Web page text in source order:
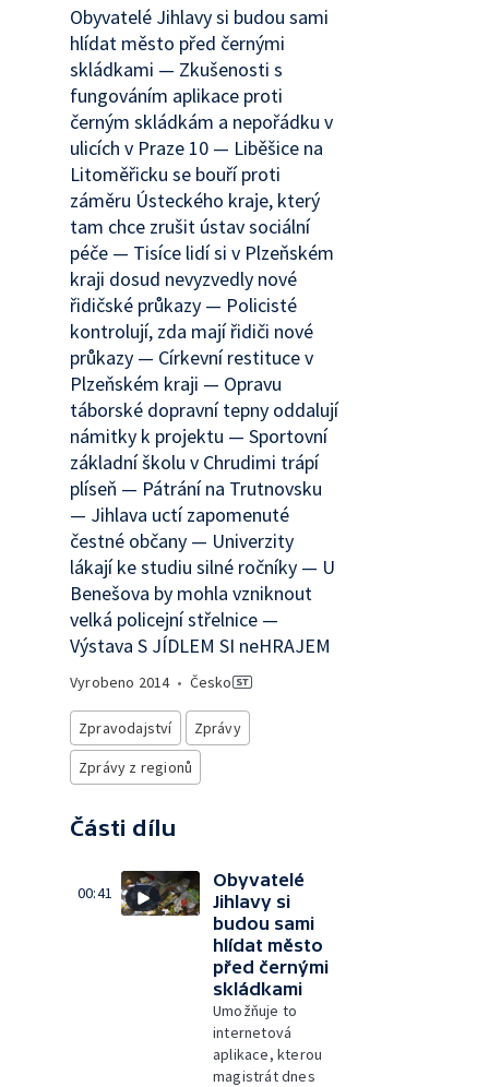
Obyvatelé Jihlavy si budou sami
hlídat město před černými
skládkami — Zkušenosti s
fungováním aplikace proti
černým skládkám a nepořádku v
ulicích v Praze 10 — Liběšice na
Litoměřicku se bouří proti
záměru Ústeckého kraje, který
tam chce zrušit ústav sociální
péče — Tisíce lidí si v Plzeňském
kraji dosud nevyzvedly nové
řidičské průkazy — Policisté
kontrolují, zda mají řidiči nové
průkazy — Církevní restituce v
Plzeňském kraji — Opravu
táborské dopravní tepny oddalují
námitky k projektu — Sportovní
základní školu v Chrudimi trápí
plíseň — Pátrání na Trutnovsku
— Jihlava uctí zapomenuté
čestné občany — Univerzity
lákají ke studiu silné ročníky — U
Benešova by mohla vzniknout
velká policejní střelnice —
Výstava S JÍDLEM SI neHRAJEM
Vyrobeno 2014• Česko
Zpravodajství
Zprávy
Zprávy z regionů
Části dílu
00:41
Obyvatelé
Jihlavy si
budou sami
hlídat město
před černými
skládkami
Umožňuje to
internetová
aplikace, kterou
magistrát dnes